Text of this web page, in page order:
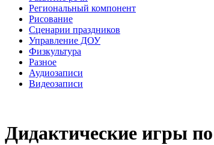
Региональный компонент
Рисование
Сценарии праздников
Управление ДОУ
Физкультура
Разное
Аудиозаписи
Видеозаписи
Дидактические игры